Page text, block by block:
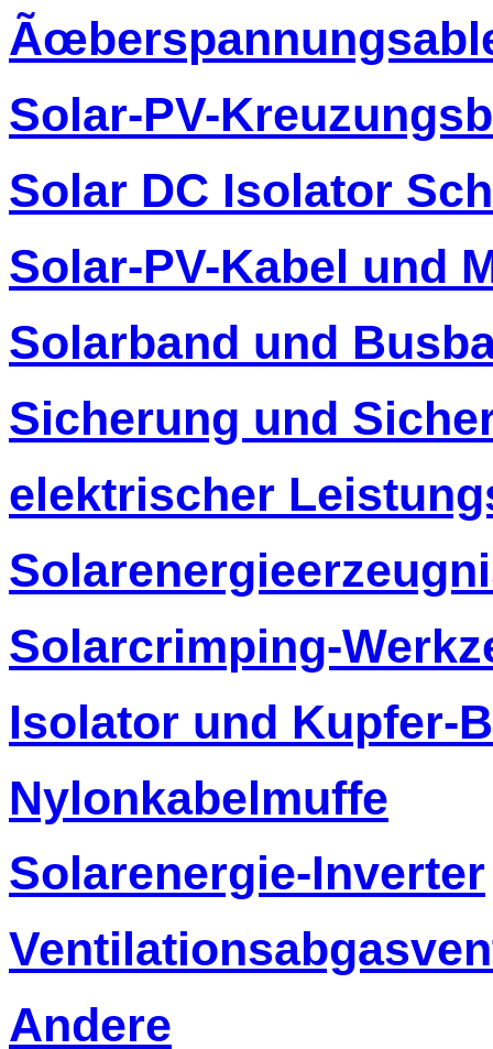
Solar-PV-
Solar DC Isolator
Solar-PV-Kabel und
Solarband und
Sicherung und
elektrischer
Solarcrimping-
Isolator und Kupfer-
Nylonkabelmuffe
Solarenergie-Inverter
Andere